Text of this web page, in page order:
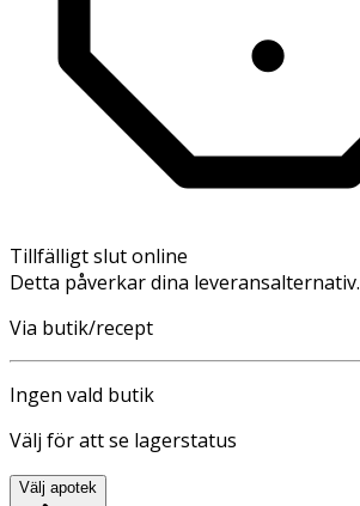
Tillfälligt slut online
Detta påverkar dina leveransalternativ.
Via butik/recept
Ingen vald butik
Välj för att se lagerstatus
Välj apotek